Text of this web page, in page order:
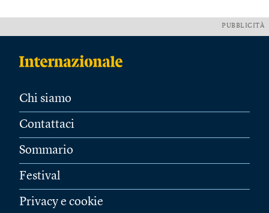
PUBBLICITÀ
Chi siamo
Contattaci
Sommario
Festival
Privacy e cookie